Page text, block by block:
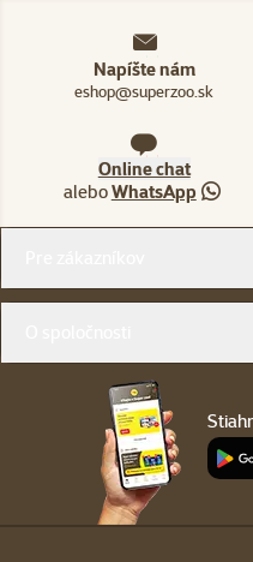
Napíšte nám
eshop@superzoo.sk
Online chat
aleboWhatsApp